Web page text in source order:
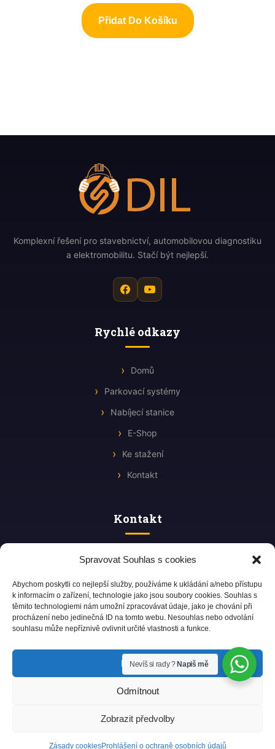
Spravovat Souhlas s cookies
Abychom poskytli co nejlepší služby, používáme k ukládání a/nebo přístupu
k informacím o zařízení, technologie jako jsou soubory cookies. Souhlas s
těmito technologiemi nám umožní zpracovávat údaje, jako je chování při
procházení nebo jedinečná ID na tomto webu. Nesouhlas nebo odvolání
souhlasu může nepříznivě ovlivnit určité vlastnosti a funkce.
Příjmout
Odmítnout
Zobrazit předvolby
Zásady cookiesProhlášení o ochraně osobních údajů
Přidat Do Košíku
Nevíš si rady ? Napiš mě
Komplexní řešení pro stavebnictví, automobilovou diagnostiku
a elektromobilitu. Stačí být nejlepší.
Rychlé odkazy
Domů
Parkovací systémy
Nabíjecí stanice
E-Shop
Ke stažení
Kontakt
Kontakt
Štefánikova 605/46b
sdil@sdil.cz Po–Pá: 09:00 – 16:00
Reklamace a vráceníOchrana osobních údajů
Zásady cookies
Sdil Building Automotive s.r.o. | IČO: 09873236 | DIČ:
CZ09873236
© 2026 SDIL s.r.o. Všechna práva vyhrazena.